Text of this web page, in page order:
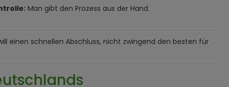
Man gibt den Prozess aus der Hand.
einen schnellen Abschluss, nicht zwingend den besten für